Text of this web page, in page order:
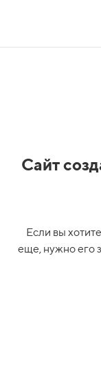
Сайт
Если вы
еще, нужно его